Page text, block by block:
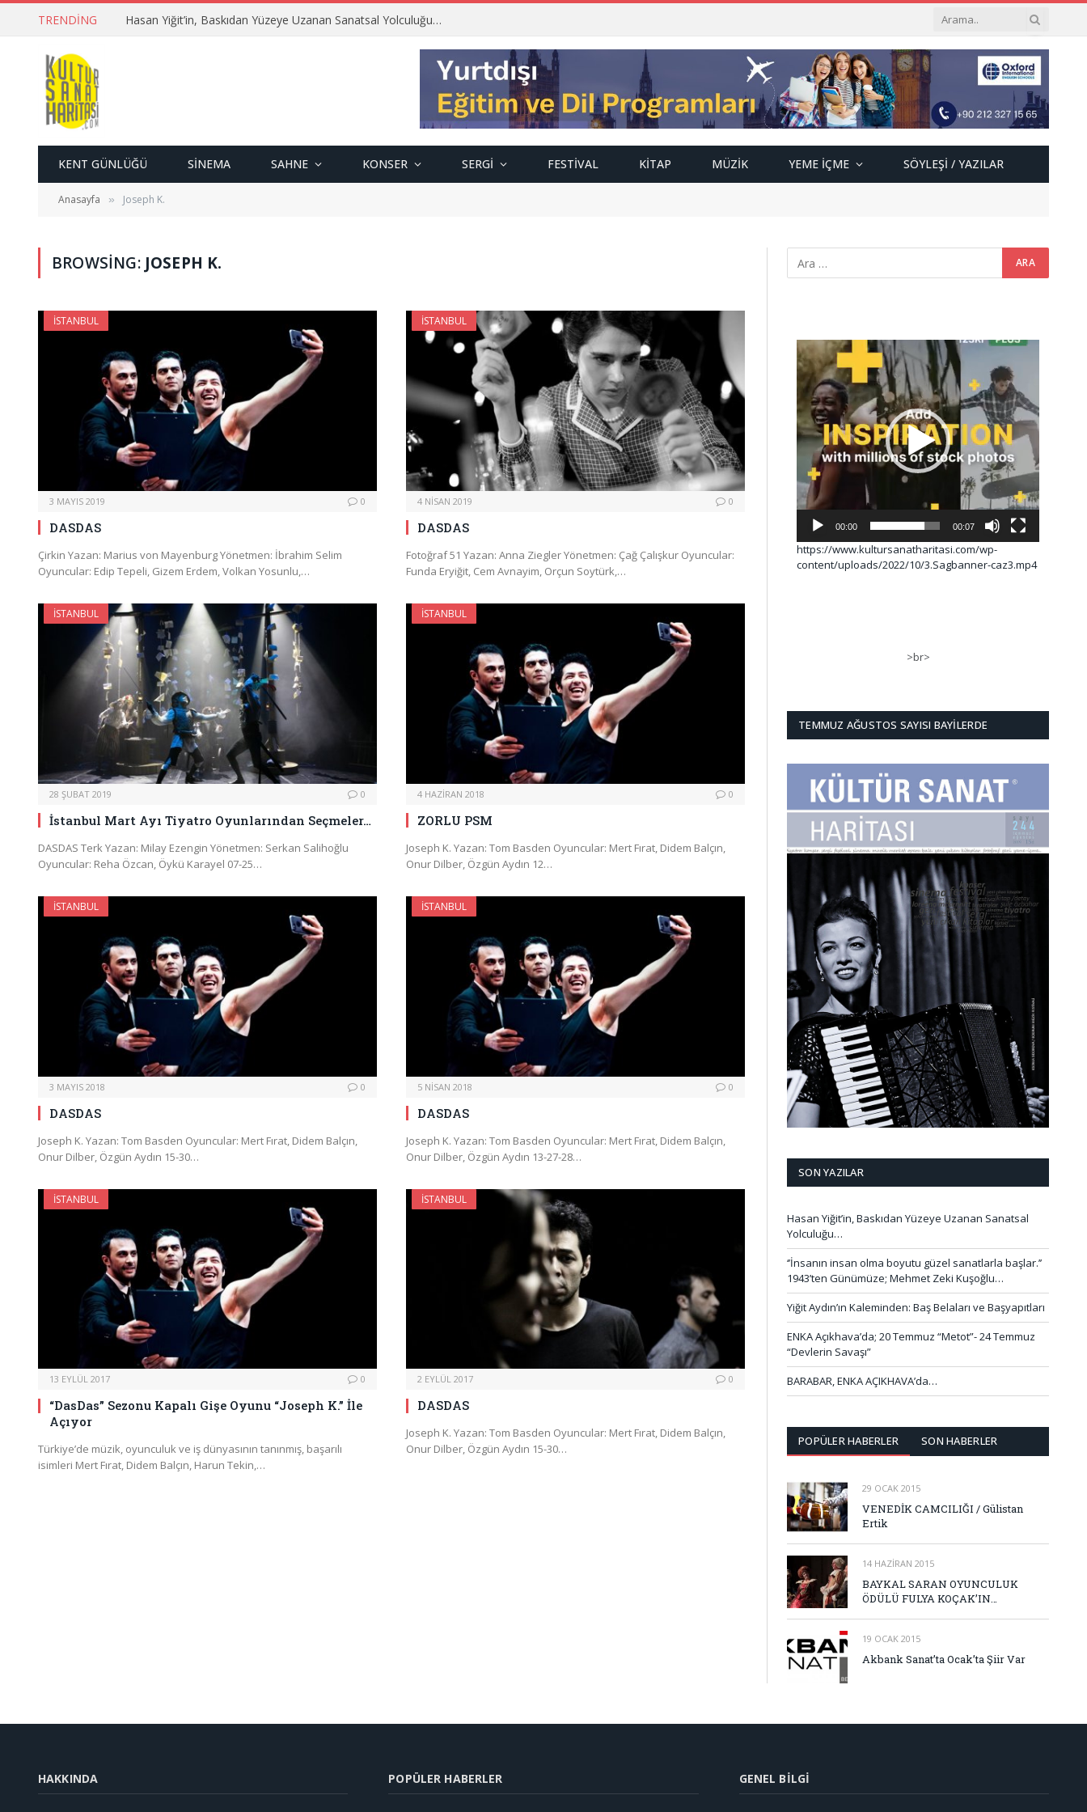
TRENDING Hasan Yiğit’in, Baskıdan Yüzeye Uzanan Sanatsal Yolculuğu…
KENT GÜNLÜĞÜ SINEMA SAHNE KONSER SERGI FESTIVAL KITAP MÜZIK YEME İÇME SÖYLEŞI / YAZILAR
Anasayfa » Joseph K.
BROWSING: JOSEPH K.
İSTANBUL
3 MAYIS 2019 0
DASDAS
Çirkin Yazan: Marius von Mayenburg Yönetmen: İbrahim Selim
Oyuncular: Edip Tepeli, Gizem Erdem, Volkan Yosunlu,…
İSTANBUL
4 NISAN 2019 0
DASDAS
Fotoğraf 51 Yazan: Anna Ziegler Yönetmen: Çağ Çalışkur Oyuncular:
Funda Eryiğit, Cem Avnayim, Orçun Soytürk,…
İSTANBUL
28 ŞUBAT 2019 0
İstanbul Mart Ayı Tiyatro Oyunlarından Seçmeler…
DASDAS Terk Yazan: Milay Ezengin Yönetmen: Serkan Salihoğlu
Oyuncular: Reha Özcan, Öykü Karayel 07-25…
İSTANBUL
4 HAZIRAN 2018 0
ZORLU PSM
Joseph K. Yazan: Tom Basden Oyuncular: Mert Fırat, Didem Balçın,
Onur Dilber, Özgün Aydın 12…
İSTANBUL
3 MAYIS 2018 0
DASDAS
Joseph K. Yazan: Tom Basden Oyuncular: Mert Fırat, Didem Balçın,
Onur Dilber, Özgün Aydın 15-30…
İSTANBUL
5 NISAN 2018 0
DASDAS
Joseph K. Yazan: Tom Basden Oyuncular: Mert Fırat, Didem Balçın,
Onur Dilber, Özgün Aydın 13-27-28…
İSTANBUL
13 EYLÜL 2017 0
“DasDas” Sezonu Kapalı Gişe Oyunu “Joseph K.” İle
Açıyor
Türkiye’de müzik, oyunculuk ve iş dünyasının tanınmış, başarılı
isimleri Mert Fırat, Didem Balçın, Harun Tekin,…
İSTANBUL
2 EYLÜL 2017 0
DASDAS
Joseph K. Yazan: Tom Basden Oyuncular: Mert Fırat, Didem Balçın,
Onur Dilber, Özgün Aydın 15-30…
Video
oynatıcı
00:00 00:07
https://www.kultursanatharitasi.com/wp-
content/uploads/2022/10/3.Sagbanner-caz3.mp4
>br>
TEMMUZ AĞUSTOS SAYISI BAYILERDE
SON YAZILAR
Hasan Yiğit’in, Baskıdan Yüzeye Uzanan Sanatsal
Yolculuğu…
‘’İnsanın insan olma boyutu güzel sanatlarla başlar.’’
1943’ten Günümüze; Mehmet Zeki Kuşoğlu…
Yiğit Aydın’ın Kaleminden: Baş Belaları ve Başyapıtları
ENKA Açıkhava’da; 20 Temmuz “Metot”- 24 Temmuz
“Devlerin Savaşı”
BARABAR, ENKA AÇIKHAVA’da…
POPÜLER HABERLER SON HABERLER
29 OCAK 2015
VENEDİK CAMCILIĞI / Gülistan
Ertik
14 HAZIRAN 2015
BAYKAL SARAN OYUNCULUK
ÖDÜLÜ FULYA KOÇAK’IN…
19 OCAK 2015
Akbank Sanat’ta Ocak’ta Şiir Var
HAKKINDA POPÜLER HABERLER GENEL BILGI